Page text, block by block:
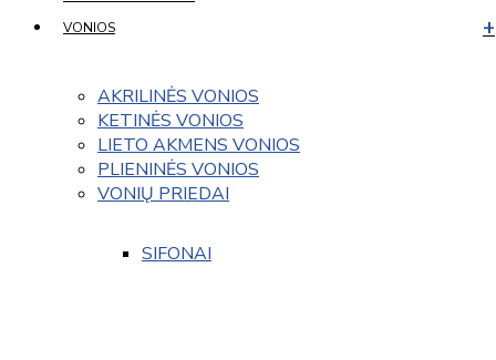
VONIOS
AKRILINĖS VONIOS
KETINĖS VONIOS
LIETO AKMENS VONIOS
PLIENINĖS VONIOS
VONIŲ PRIEDAI
SIFONAI